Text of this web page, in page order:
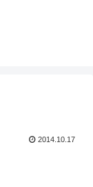
2014.10.17